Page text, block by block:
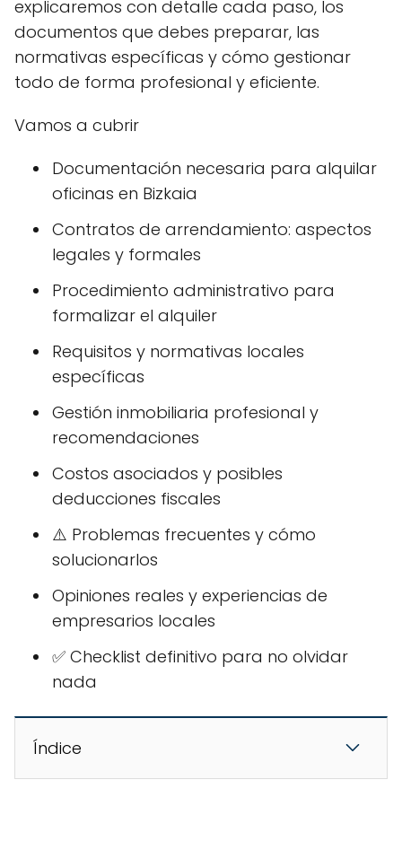
explicaremos con detalle cada paso, los
documentos que debes preparar, las
normativas específicas y cómo gestionar
todo de forma profesional y eficiente.
Vamos a cubrir
Documentación necesaria para alquilar
oficinas en Bizkaia
Contratos de arrendamiento: aspectos
legales y formales
Procedimiento administrativo para
formalizar el alquiler
Requisitos y normativas locales
específicas
Gestión inmobiliaria profesional y
recomendaciones
Costos asociados y posibles
deducciones fiscales
⚠️ Problemas frecuentes y cómo
solucionarlos
Opiniones reales y experiencias de
empresarios locales
✅ Checklist definitivo para no olvidar
nada
Índice